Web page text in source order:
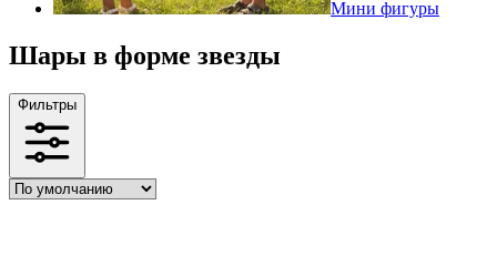
Мини фигуры
Шары в форме звезды
Фильтры